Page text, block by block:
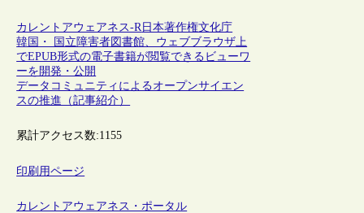
カレントアウェアネス-R日本著作権文化庁
韓国・ 国立障害者図書館、ウェブブラウザ上
でEPUB形式の電子書籍が閲覧できるビューワ
ーを開発・公開
データコミュニティによるオープンサイエン
スの推進（記事紹介）
累計アクセス数:1155
印刷用ページ
カレントアウェアネス・ポータル